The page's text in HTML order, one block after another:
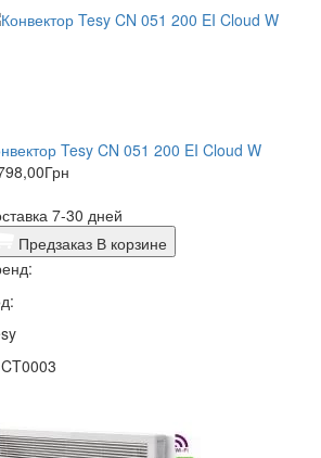
Tesy CN 051 200 EI Cloud W
Грн
7-30 дней
Предзаказ В корзине